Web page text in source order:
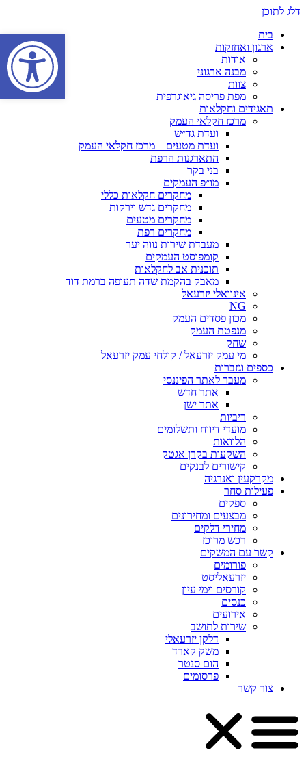
דלג לתוכן
בית
ארגון ואחזקות
אודות
מבנה ארגוני
צוות
מפת פריסה גיאוגרפית
תאגידים וחקלאות
מרכז חקלאי העמק
ועדת גד״ש
ועדת מטעים – מרכז חקלאי העמק
התארגנות הרפת
בני בקר
מו״פ העמקים
מחקרים חקלאות כללי
מחקרים גדש וירקות
מחקרים מטעים
מחקרים רפת
מעבדת שירות נווה יער
קומפוסט העמקים
תוכנית אב לחקלאות
מאבק בהקמת שדה תעופה ברמת דוד
אינוואלי יזרעאל
NG
מכון פסדים העמק
מנפטת העמק
שחק
מי עמק יזרעאל / קולחי עמק יזרעאל
כספים וגזברות
מעבר לאתר הפיננסי
אתר חדש
אתר ישן
ריביות
מועדי דיווח ותשלומים
הלוואות
השקעות בקרן אגטק
קישורים לבנקים
מקרקעין ואנרגיה
פעילות סחר
ספקים
מבצעים ומחירונים
מחירי דלקים
רכש מרוכז
קשר עם המשקים
פורומים
יזרעאליסט
קורסים וימי עיון
כנסים
אירועים
שירות לתושב
דלקן יזרעאלי
משק קארד
הום סנטר
פרסומים
צור קשר
פתח סרגל נגישות